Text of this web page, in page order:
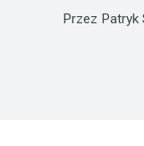
Przez Patryk